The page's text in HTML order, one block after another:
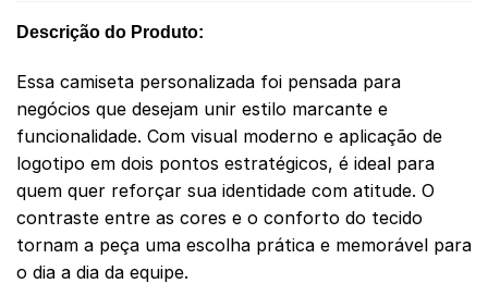
Descrição do Produto:
Essa camiseta personalizada foi pensada para
negócios que desejam unir estilo marcante e
funcionalidade. Com visual moderno e aplicação de
logotipo em dois pontos estratégicos, é ideal para
quem quer reforçar sua identidade com atitude. O
contraste entre as cores e o conforto do tecido
tornam a peça uma escolha prática e memorável para
o dia a dia da equipe.